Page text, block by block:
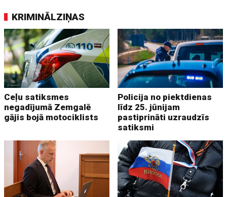
KRIMINĀLZIŅAS
Ceļu satiksmes
negadījumā Zemgalē
gājis bojā motociklists
Policija no piektdienas
līdz 25. jūnijam
pastiprināti uzraudzīs
satiksmi